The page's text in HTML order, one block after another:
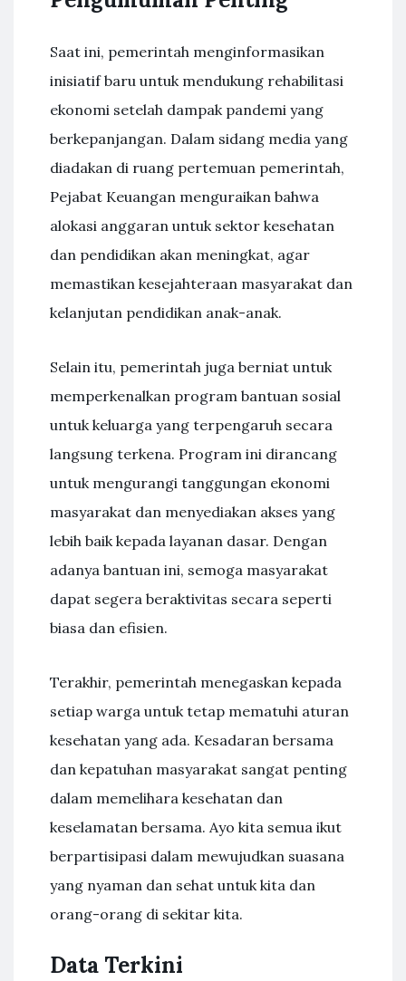
Saat ini, pemerintah menginformasikan
inisiatif baru untuk mendukung rehabilitasi
ekonomi setelah dampak pandemi yang
berkepanjangan. Dalam sidang media yang
diadakan di ruang pertemuan pemerintah,
Pejabat Keuangan menguraikan bahwa
alokasi anggaran untuk sektor kesehatan
dan pendidikan akan meningkat, agar
memastikan kesejahteraan masyarakat dan
kelanjutan pendidikan anak-anak.
Selain itu, pemerintah juga berniat untuk
memperkenalkan program bantuan sosial
untuk keluarga yang terpengaruh secara
langsung terkena. Program ini dirancang
untuk mengurangi tanggungan ekonomi
masyarakat dan menyediakan akses yang
lebih baik kepada layanan dasar. Dengan
adanya bantuan ini, semoga masyarakat
dapat segera beraktivitas secara seperti
biasa dan efisien.
Terakhir, pemerintah menegaskan kepada
setiap warga untuk tetap mematuhi aturan
kesehatan yang ada. Kesadaran bersama
dan kepatuhan masyarakat sangat penting
dalam memelihara kesehatan dan
keselamatan bersama. Ayo kita semua ikut
berpartisipasi dalam mewujudkan suasana
yang nyaman dan sehat untuk kita dan
orang-orang di sekitar kita.
Data Terkini